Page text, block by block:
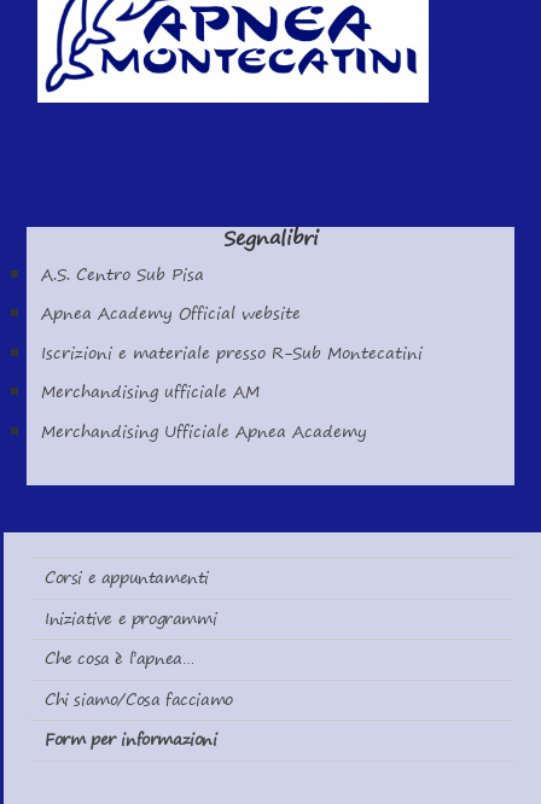
Segnalibri
A.S. Centro Sub Pisa
Apnea Academy Official website
Iscrizioni e materiale presso R-Sub Montecatini
Merchandising ufficiale AM
Merchandising Ufficiale Apnea Academy
Corsi e appuntamenti
Iniziative e programmi
Che cosa è l’apnea…
Chi siamo/Cosa facciamo
Form per informazioni